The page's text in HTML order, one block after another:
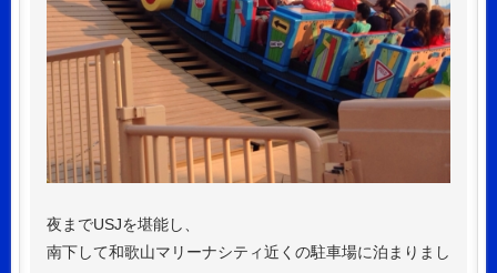
夜までUSJを堪能し、
南下して和歌山マリーナシティ近くの駐車場に泊まりまし